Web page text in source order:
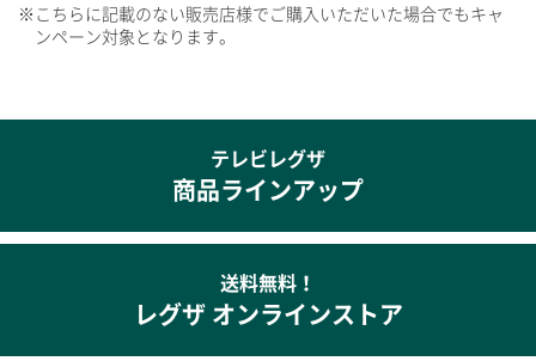
※こちらに記載のない販売店様でご購入いただいた場合でもキャ
ンペーン対象となります。
テレビレグザ
商品ラインアップ
送料無料！
レグザ オンラインストア